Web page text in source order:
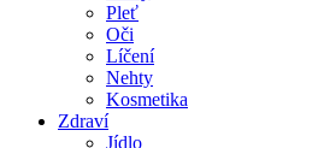
Pleť
Oči
Líčení
Nehty
Kosmetika
Zdraví
Jídlo